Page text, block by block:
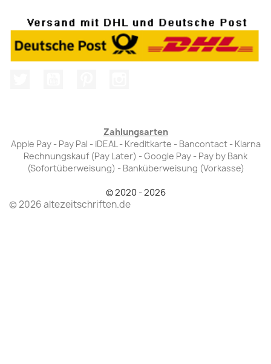
Zahlungsarten
Apple Pay - Pay Pal - iDEAL - Kreditkarte - Bancontact - Klarna
Rechnungskauf (Pay Later) - Google Pay - Pay by Bank
(Sofortüberweisung) - Banküberweisung (Vorkasse)
© 2020 - 2026
© 2026 altezeitschriften.de